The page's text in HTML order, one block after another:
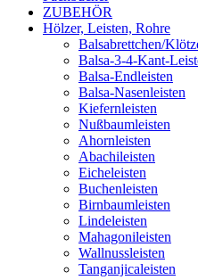
ZUBEHÖR
Hölzer, Leisten, Rohre
Balsabrettchen/
Balsa-3-4-Kant-
Balsa-Endleisten
Balsa-Nasenleisten
Kiefernleisten
Nußbaumleisten
Ahornleisten
Abachileisten
Eicheleisten
Buchenleisten
Birnbaumleisten
Lindeleisten
Mahagonileisten
Wallnussleisten
Tanganjicaleisten